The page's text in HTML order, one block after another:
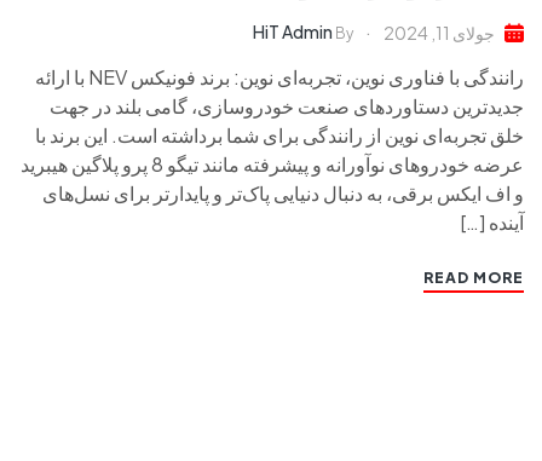
جولای 11, 2024 By
HiT Admin
رانندگی با فناوری نوین، تجربه‌ای نوین: برند فونیکس NEV با ارائه
جدیدترین دستاوردهای صنعت خودروسازی، گامی بلند در جهت
خلق تجربه‌ای نوین از رانندگی برای شما برداشته است. این برند با
عرضه خودروهای نوآورانه و پیشرفته مانند تیگو 8 پرو پلاگین هیبرید
و اف ایکس برقی، به دنبال دنیایی پاک‌تر و پایدارتر برای نسل‌های
آینده […]
READ MORE